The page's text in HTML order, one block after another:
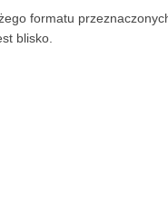
formatu
blisko.